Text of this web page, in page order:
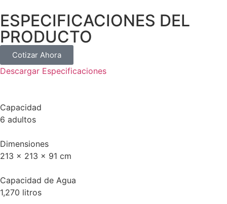
ESPECIFICACIONES DEL
PRODUCTO
Cotizar Ahora
Descargar Especificaciones
Capacidad
6 adultos
Dimensiones
213 x 213 x 91 cm
Capacidad de Agua
1,270 litros